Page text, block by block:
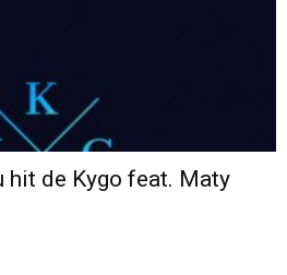
hit de Kygo feat. Maty